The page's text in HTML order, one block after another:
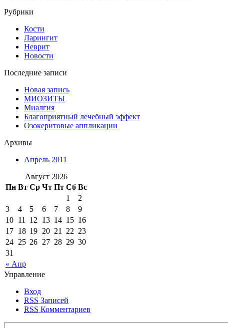
Рубрики
Кости
Ларингит
Неврит
Новости
Последние записи
Новая запись
МИОЗИТЫ
Миалгия
Благоприятный лечебный эффект
Озокеритовые аппликации
Архивы
Апрель 2011
Август 2026
Пн Вт Ср Чт Пт Сб Вс
« Апр
1
2
3
4 5 6 7 8
9
10 11 12 13 14 15 16
17 18 19 20 21 22 23
24 25 26 27 28 29 30
31
Управление
Вход
RSS Записей
RSS Комментариев